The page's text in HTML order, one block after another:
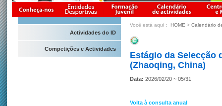
Actividades do ID
Competições e Actividades
Você está aqui： HOME > Calendário
Estágio da Selecção
(Zhaoqing, China)
Data: 2026/02/20 ~ 05/31
Volta à consulta anual